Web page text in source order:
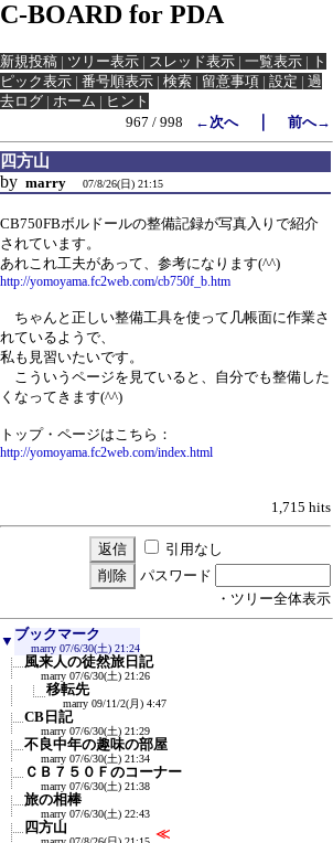
C-BOARD for PDA
新規投稿 | ツリー表示 | スレッド表示 | 一覧表示 | ト
ピック表示 | 番号順表示 | 検索 | 留意事項 | 設定 | 過
去ログ | ホーム | ヒント
967 / 998
←次へ｜ 前へ→
四方山
by marry 07/8/26(日) 21:15
CB750FBボルドールの整備記録が写真入りで紹介
されています。
あれこれ工夫があって、参考になります(^^)
http://yomoyama.fc2web.com/cb750f_b.htm
ちゃんと正しい整備工具を使って几帳面に作業さ
れているようで、
私も見習いたいです。
こういうページを見ていると、自分でも整備した
くなってきます(^^)
トップ・ページはこちら：
http://yomoyama.fc2web.com/index.html
1,715 hits
引用なし
パスワード
・ツリー全体表示
▼ ブックマーク
marry 07/6/30(土) 21:24
風来人の徒然旅日記
marry 07/6/30(土) 21:26
移転先
marry 09/11/2(月) 4:47
CB日記
marry 07/6/30(土) 21:29
不良中年の趣味の部屋
marry 07/6/30(土) 21:34
ＣＢ７５０Ｆのコーナー
marry 07/6/30(土) 21:38
旅の相棒
marry 07/6/30(土) 22:43
四方山
≪